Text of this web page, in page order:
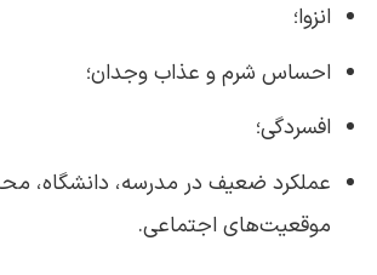
انزوا؛
احساس شرم و عذاب وجدان؛
افسردگی؛
عملکرد ضعیف در مدرسه، دانشگاه،
موقعیت‌های اجتماعی.